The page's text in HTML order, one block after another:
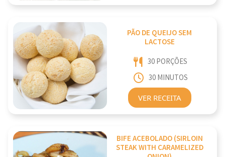
PÃO DE QUEIJO SEM
LACTOSE
30 PORÇÕES
30 MINUTOS
VER RECEITA
BIFE ACEBOLADO (SIRLOIN
STEAK WITH CARAMELIZED